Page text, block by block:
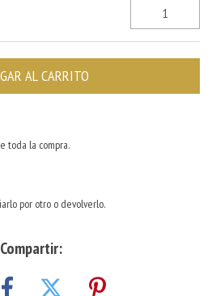
toda la compra.
por otro o devolverlo.
Compartir: